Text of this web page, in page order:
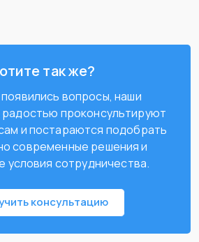
так же?
появились вопросы, наши
проконсультируют
и постараются подобрать
современные решения и
условия сотрудничества.
консультацию